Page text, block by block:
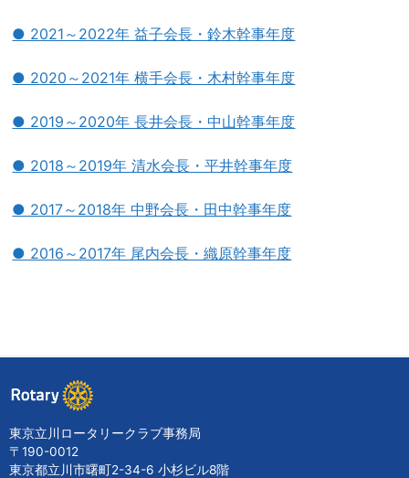
● 2021～2022年 益子会長・鈴木幹事年度
● 2020～2021年 横手会長・木村幹事年度
● 2019～2020年 長井会長・中山幹事年度
● 2018～2019年 清水会長・平井幹事年度
● 2017～2018年 中野会長・田中幹事年度
● 2016～2017年 尾内会長・織原幹事年度
東京立川ロータリークラブ事務局
〒190-0012
東京都立川市曙町2-34-6 小杉ビル8階